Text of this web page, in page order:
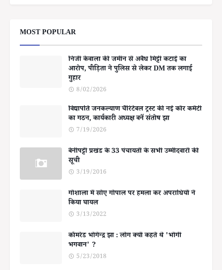
MOST POPULAR
निजी केवाला की जमीन से अवैध मिट्टी कटाई का
आरोप, पीड़िता ने पुलिस से लेकर DM तक लगाई
गुहार
8/02/2026
विद्यापति जनकल्याण चैरिटेबल ट्रस्ट की नई कोर कमेटी
का गठन, कार्यकारी अध्यक्ष बनें संतोष झा
7/19/2026
बेनीपट्टी प्रखंड के 33 पंचायतों के सभी उम्मीदवारों की
सूची
3/19/2016
गोशाला में सोए गोपाल पर हमला कर अपराधियों ने
किया घायल
3/13/2022
कॉमरेड भोगेन्द्र झा : लोग क्यों कहते थे 'भोगी
भगवान' ?
5/23/2018